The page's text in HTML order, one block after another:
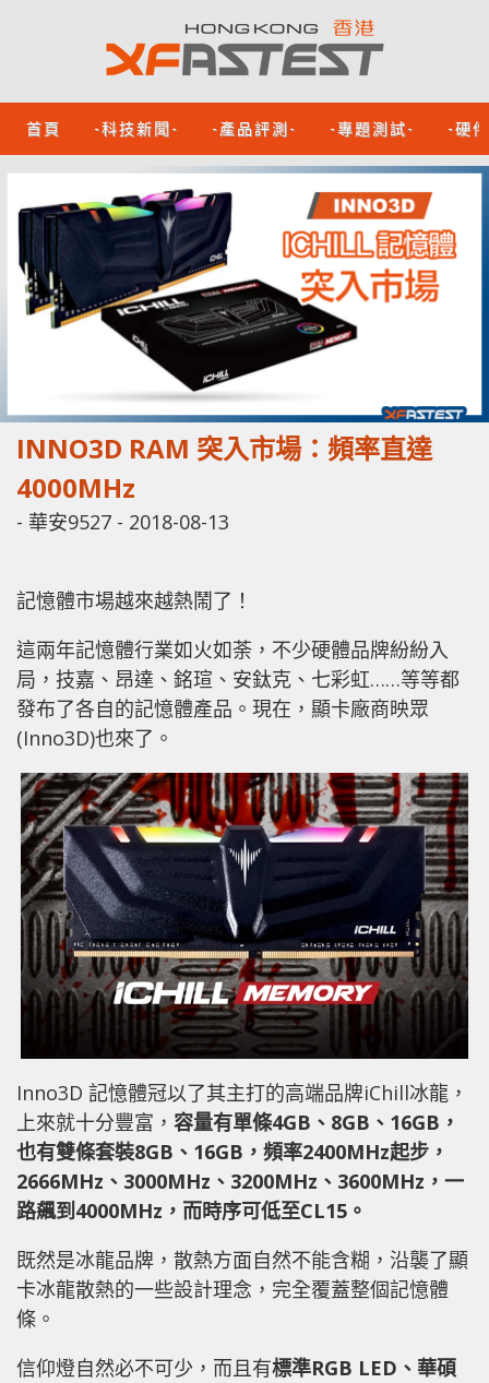
首頁 -科技新聞- -產品評測- -專題測試- -硬
INNO3D RAM 突入市場：頻率直達
4000MHz
- 華安9527 - 2018-08-13
記憶體市場越來越熱鬧了！
這兩年記憶體行業如火如荼，不少硬體品牌紛紛入
局，技嘉、昂達、銘瑄、安鈦克、七彩虹……等等都
發布了各自的記憶體產品。現在，顯卡廠商映眾
(Inno3D)也來了。
Inno3D 記憶體冠以了其主打的高端品牌iChill冰龍，
上來就十分豐富， 容量有單條4GB、8GB、16GB，
也有雙條套裝8GB、16GB，頻率2400MHz起步，
2666MHz、3000MHz、3200MHz、3600MHz，一
路飆到4000MHz，而時序可低至CL15。
既然是冰龍品牌，散熱方面自然不能含糊，沿襲了顯
卡冰龍散熱的一些設計理念，完全覆蓋整個記憶體
條。
信仰燈自然必不可少，而且有標準RGB LED、華碩